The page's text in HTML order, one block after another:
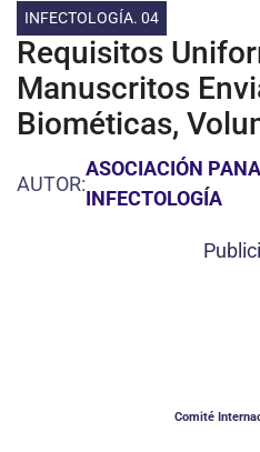
INFECTOLOGÍA. 04
Requisitos
Manuscritos
Biométicas,
AUTOR:
ASOCIACIÓN
INFECTOLOGÍA
Comité